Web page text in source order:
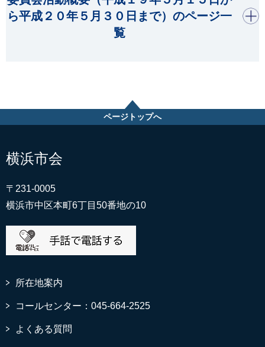
ら平成２０年５月３０日まで）のページ一
覧
ページトップへ
横浜市会
〒231-0005
横浜市中区本町6丁目50番地の10
所在地案内
コールセンター：045-664-2525
よくある質問